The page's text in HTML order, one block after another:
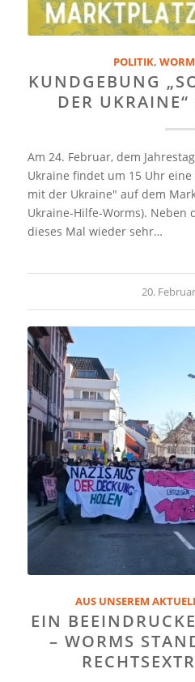
POLITIK,
KUNDGEBUNG
DER
Am 24. Februar, dem
Ukraine findet um 15 Uhr
mit der Ukraine" auf dem
Ukraine-Hilfe-Worms). Neben
dieses Mal wieder sehr…
20.
AUS UNSEREM
EIN
– WORMS